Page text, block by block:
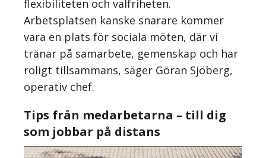
flexibiliteten och valfriheten.
Arbetsplatsen kanske snarare kommer
vara en plats för sociala möten, där vi
tränar på samarbete, gemenskap och har
roligt tillsammans, säger Göran Sjöberg,
operativ chef.
Tips från medarbetarna – till dig
som jobbar på distans